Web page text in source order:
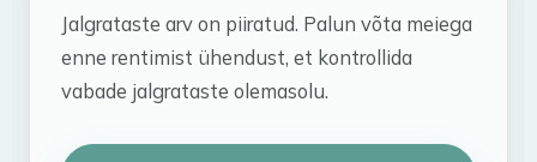
Jalgrataste arv on piiratud. Palun võta meiega
enne rentimist ühendust, et kontrollida
vabade jalgrataste olemasolu.